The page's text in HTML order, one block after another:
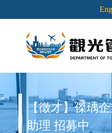
【徵才】傑瑀
助理 招募中